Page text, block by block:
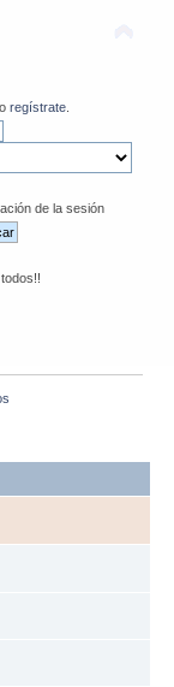
regístrate.
de la sesión